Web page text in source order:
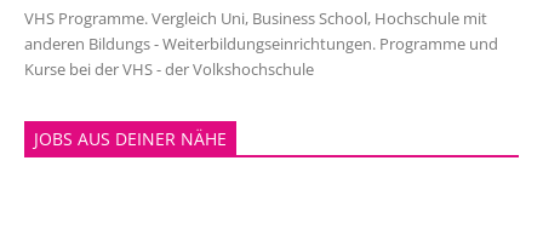
VHS Programme. Vergleich Uni, Business School, Hochschule mit
anderen Bildungs - Weiterbildungseinrichtungen. Programme und
Kurse bei der VHS - der Volkshochschule
JOBS AUS DEINER NÄHE